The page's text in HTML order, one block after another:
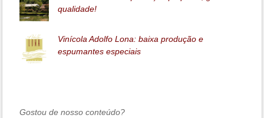
qualidade!
Vinícola Adolfo Lona: baixa produção e
espumantes especiais
Gostou de nosso conteúdo?